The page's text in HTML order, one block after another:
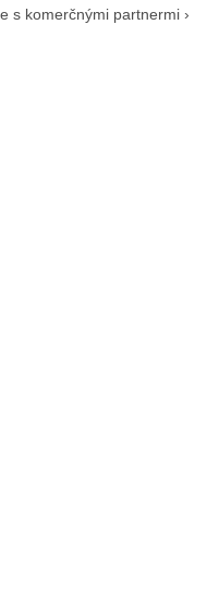
s komerčnými partnermi ›